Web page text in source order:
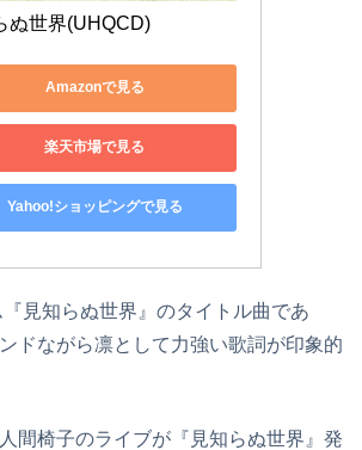
ぬ世界(UHQCD)
Amazonで見る
楽天市場で見る
Yahoo!ショッピングで見る
見知らぬ世界』のタイトル曲であ
ドながら凛として力強い歌詞が印象的
間椅子のライブが『見知らぬ世界』発